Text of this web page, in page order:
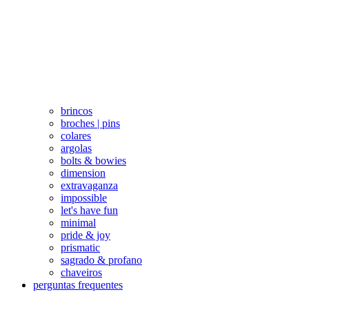
brincos
broches | pins
colares
argolas
bolts & bowies
dimension
extravaganza
impossible
let's have fun
minimal
pride & joy
prismatic
sagrado & profano
chaveiros
perguntas frequentes